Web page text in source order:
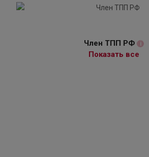
Член ТПП РФ i
Показать все